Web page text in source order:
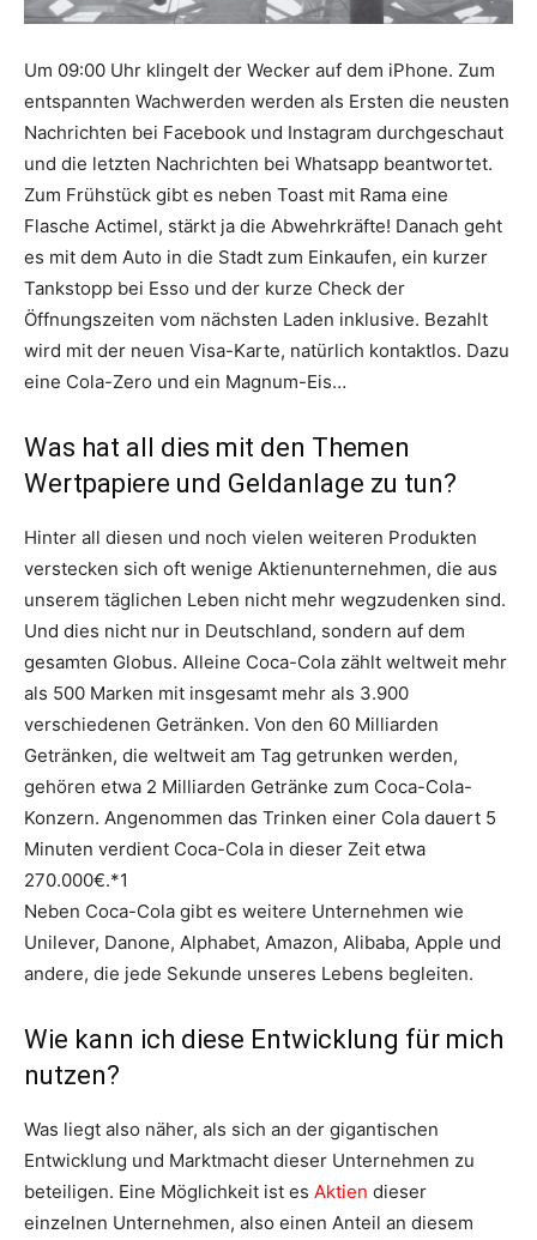
Um 09:00 Uhr klingelt der Wecker auf dem iPhone. Zum
entspannten Wachwerden werden als Ersten die neusten
Nachrichten bei Facebook und Instagram durchgeschaut
und die letzten Nachrichten bei Whatsapp beantwortet.
Zum Frühstück gibt es neben Toast mit Rama eine
Flasche Actimel, stärkt ja die Abwehrkräfte! Danach geht
es mit dem Auto in die Stadt zum Einkaufen, ein kurzer
Tankstopp bei Esso und der kurze Check der
Öffnungszeiten vom nächsten Laden inklusive. Bezahlt
wird mit der neuen Visa-Karte, natürlich kontaktlos. Dazu
eine Cola-Zero und ein Magnum-Eis…
Was hat all dies mit den Themen
Wertpapiere und Geldanlage zu tun?
Hinter all diesen und noch vielen weiteren Produkten
verstecken sich oft wenige Aktienunternehmen, die aus
unserem täglichen Leben nicht mehr wegzudenken sind.
Und dies nicht nur in Deutschland, sondern auf dem
gesamten Globus. Alleine Coca-Cola zählt weltweit mehr
als 500 Marken mit insgesamt mehr als 3.900
verschiedenen Getränken. Von den 60 Milliarden
Getränken, die weltweit am Tag getrunken werden,
gehören etwa 2 Milliarden Getränke zum Coca-Cola-
Konzern. Angenommen das Trinken einer Cola dauert 5
Minuten verdient Coca-Cola in dieser Zeit etwa
270.000€.*1
Neben Coca-Cola gibt es weitere Unternehmen wie
Unilever, Danone, Alphabet, Amazon, Alibaba, Apple und
andere, die jede Sekunde unseres Lebens begleiten.
Wie kann ich diese Entwicklung für mich
nutzen?
Was liegt also näher, als sich an der gigantischen
Entwicklung und Marktmacht dieser Unternehmen zu
beteiligen. Eine Möglichkeit ist es Aktien dieser
einzelnen Unternehmen, also einen Anteil an diesem